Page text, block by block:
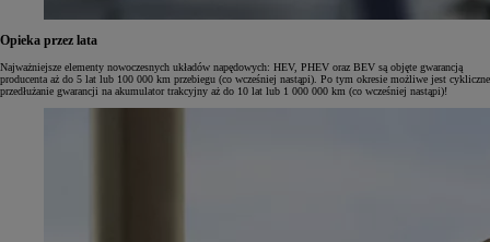
Opieka przez lata
Najważniejsze elementy nowoczesnych układów napędowych: HEV, PHEV oraz BEV są objęte gwarancją
producenta aż do 5 lat lub 100 000 km przebiegu (co wcześniej nastąpi). Po tym okresie możliwe jest cykliczne
przedłużanie gwarancji na akumulator trakcyjny aż do 10 lat lub 1 000 000 km (co wcześniej nastąpi)!